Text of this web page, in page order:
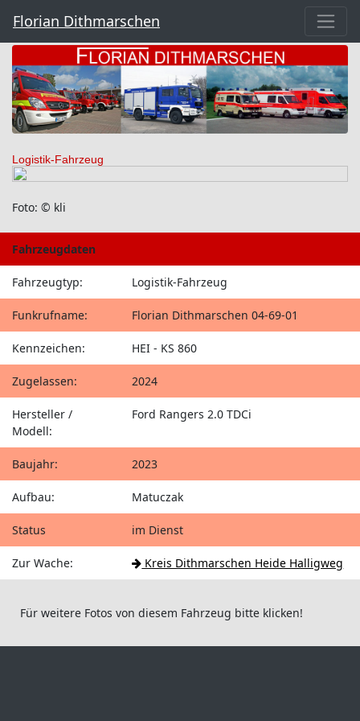
Florian Dithmarschen
Logistik-Fahrzeug
Foto: © kli
Fahrzeugdaten
Fahrzeugtyp: Logistik-Fahrzeug
Funkrufname: Florian Dithmarschen 04-69-01
Kennzeichen: HEI - KS 860
Zugelassen: 2024
Hersteller /
Modell:
Ford Rangers 2.0 TDCi
Baujahr: 2023
Aufbau: Matuczak
Status im Dienst
Zur Wache: Kreis Dithmarschen Heide Halligweg
Für weitere Fotos von diesem Fahrzeug bitte klicken!